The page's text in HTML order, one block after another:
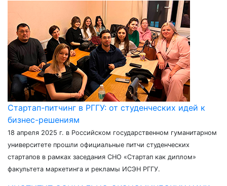
Стартап-питчинг в РГГУ: от студенческих идей к
бизнес-решениям
18 апреля 2025 г. в Российском государственном гуманитарном
университете прошли официальные питчи студенческих
стартапов в рамках заседания СНО «Стартап как диплом»
факультета маркетинга и рекламы ИСЭН РГГУ.